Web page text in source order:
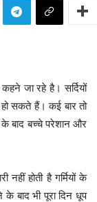
जा रहे है। सर्दियों
हो सकते हैं। कई बार तो
बाद बच्चे परेशान और
होती है गर्मियों के
बाद भी पूरा दिन धूप